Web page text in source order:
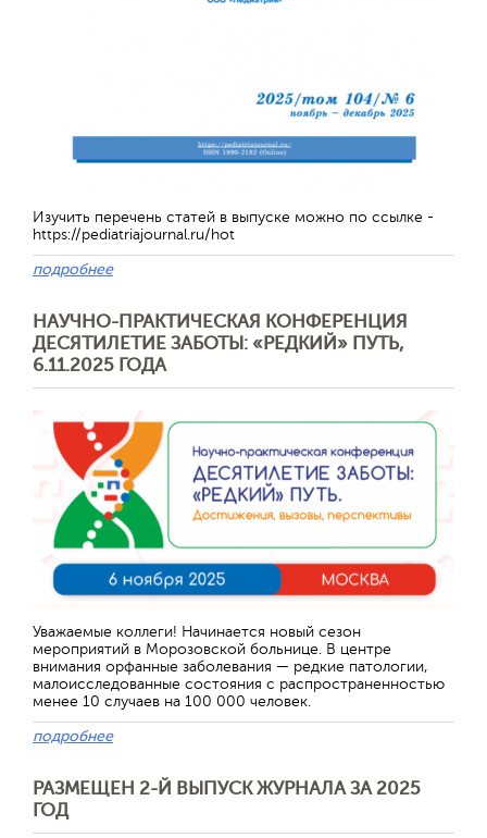
Изучить перечень статей в выпуске можно по ссылке -
https://pediatriajournal.ru/hot
подробнее
НАУЧНО-ПРАКТИЧЕСКАЯ КОНФЕРЕНЦИЯ
ДЕСЯТИЛЕТИЕ ЗАБОТЫ: «РЕДКИЙ» ПУТЬ,
6.11.2025 ГОДА
Уважаемые коллеги! Начинается новый сезон
мероприятий в Морозовской больнице. В центре
внимания орфанные заболевания — редкие патологии,
малоисследованные состояния с распространенностью
менее 10 случаев на 100 000 человек.
подробнее
РАЗМЕЩЕН 2-Й ВЫПУСК ЖУРНАЛА ЗА 2025
ГОД